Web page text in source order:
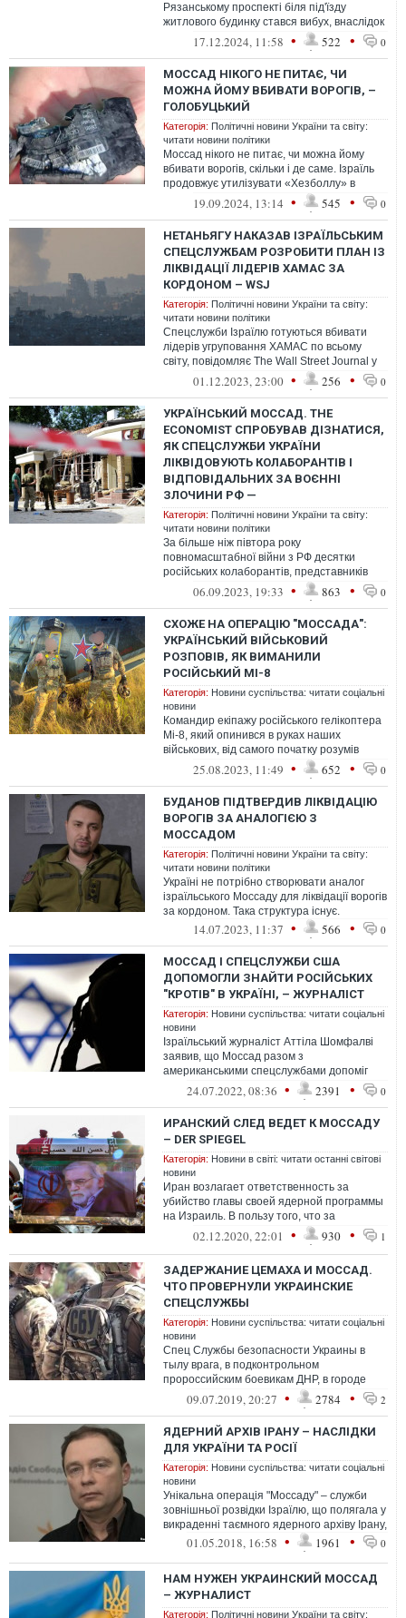
Рязанському проспекті біля під'їзду
житлового будинку стався вибух, внаслідок
якого загинули генерал-лейт...
17.12.2024, 11:58 • 522 • 0
МОССАД НІКОГО НЕ ПИТАЄ, ЧИ
МОЖНА ЙОМУ ВБИВАТИ ВОРОГІВ, –
ГОЛОБУЦЬКИЙ
Категорія: Політичні новини України та світу:
читати новини політики
Моссад нікого не питає, чи можна йому
вбивати ворогів, скільки і де саме. Ізраїль
продовжує утилізувати «Хезболлу» в
Лівані.19.09.2024, 13:14 • 545 • 0
НЕТАНЬЯГУ НАКАЗАВ ІЗРАЇЛЬСЬКИМ
СПЕЦСЛУЖБАМ РОЗРОБИТИ ПЛАН ІЗ
ЛІКВІДАЦІЇ ЛІДЕРІВ ХАМАС ЗА
КОРДОНОМ – WSJ
Категорія: Політичні новини України та світу:
читати новини політики
Спецслужби Ізраїлю готуються вбивати
лідерів угруповання ХАМАС по всьому
світу, повідомляє The Wall Street Journal у
п’ятницю, 1 грудня, з посиланням ...
01.12.2023, 23:00 • 256 • 0
УКРАЇНСЬКИЙ МОССАД. THE
ECONOMIST СПРОБУВАВ ДІЗНАТИСЯ,
ЯК СПЕЦСЛУЖБИ УКРАЇНИ
ЛІКВІДОВУЮТЬ КОЛАБОРАНТІВ І
ВІДПОВІДАЛЬНИХ ЗА ВОЄННІ
ЗЛОЧИНИ РФ —
Категорія: Політичні новини України та світу:
читати новини політики
За більше ніж півтора року
повномасштабної війни з РФ десятки
російських колаборантів, представників
окупаційних "адміністрацій" чи російських
06.09.2023, 19:33 • 863 • 0
СХОЖЕ НА ОПЕРАЦІЮ "МОССАДА":
УКРАЇНСЬКИЙ ВІЙСЬКОВИЙ
РОЗПОВІВ, ЯК ВИМАНИЛИ
РОСІЙСЬКИЙ МІ-8
Категорія: Новини суспільства: читати соціальні
новини
Командир екіпажу російського гелікоптера
Мі-8, який опинився в руках наших
військових, від самого початку розумів
злочинність війни, розвʼязаної Росіє...
25.08.2023, 11:49 • 652 • 0
БУДАНОВ ПІДТВЕРДИВ ЛІКВІДАЦІЮ
ВОРОГІВ ЗА АНАЛОГІЄЮ З
МОССАДОМ
Категорія: Політичні новини України та світу:
читати новини політики
Україні не потрібно створювати аналог
ізраїльського Моссаду для ліквідації ворогів
за кордоном. Така структура існує.
14.07.2023, 11:37 • 566 • 0
МОССАД І СПЕЦСЛУЖБИ США
ДОПОМОГЛИ ЗНАЙТИ РОСІЙСЬКИХ
"КРОТІВ" В УКРАЇНІ, – ЖУРНАЛІСТ
Категорія: Новини суспільства: читати соціальні
новини
Ізраїльський журналіст Аттіла Шомфалві
заявив, що Моссад разом з
американськими спецслужбами допоміг
Україні знайти російських "кротів"
24.07.2022, 08:36 • 2391 • 0
ИРАНСКИЙ СЛЕД ВЕДЕТ К МОССАДУ
– DER SPIEGEL
Категорія: Новини в світі: читати останні світові
новини
Иран возлагает ответственность за
убийство главы своей ядерной программы
на Израиль. В пользу того, что за
преступлением стоит Иерусалим,
02.12.2020, 22:01 • 930 • 1
ЗАДЕРЖАНИЕ ЦЕМАХА И МОССАД.
ЧТО ПРОВЕРНУЛИ УКРАИНСКИЕ
СПЕЦСЛУЖБЫ
Категорія: Новини суспільства: читати соціальні
новини
Спец Службы безопасности Украины в
тылу врага, в подконтрольном
пророссийским боевикам ДНР, в городе
Снежное провели спецоперацию, в
результате которо...
09.07.2019, 20:27 • 2784 • 2
ЯДЕРНИЙ АРХІВ ІРАНУ – НАСЛІДКИ
ДЛЯ УКРАЇНИ ТА РОСІЇ
Категорія: Новини суспільства: читати соціальні
новини
Унікальна операція "Моссаду" – служби
зовнішньої розвідки Ізраїлю, що полягала у
викраденні таємного ядерного архіву Ірану,
01.05.2018, 16:58 • 1961 • 0
НАМ НУЖЕН УКРАИНСКИЙ МОССАД
– ЖУРНАЛИСТ
Категорія: Політичні новини України та світу: